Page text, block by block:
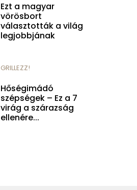
Ezt a magyar
vörösbort
választották a világ
legjobbjának
GRILLEZZ!
Hőségimádó
szépségek – Ez a 7
virág a szárazság
ellenére...